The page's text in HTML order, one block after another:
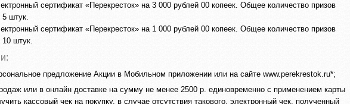
сертификат «Перекресток» на 3 000 рублей 00 копеек. Общее количество призов
5 штук.
сертификат «Перекресток» на 1 000 рублей 00 копеек. Общее количество призов
10 штук.
предложение Акции в Мобильном приложении или на сайте www.perekrestok.ru*;
или в онлайн доставке на сумму не менее 2500 р. единовременно с применением карты
кассовый чек на покупку, в случае отсутствия такового, электронный чек, полученный